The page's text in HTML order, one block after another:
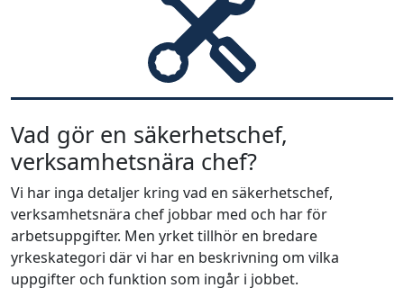
Vad gör en säkerhetschef,
verksamhetsnära chef?
Vi har inga detaljer kring vad en säkerhetschef,
verksamhetsnära chef jobbar med och har för
arbetsuppgifter. Men yrket tillhör en bredare
yrkeskategori där vi har en beskrivning om vilka
uppgifter och funktion som ingår i jobbet.